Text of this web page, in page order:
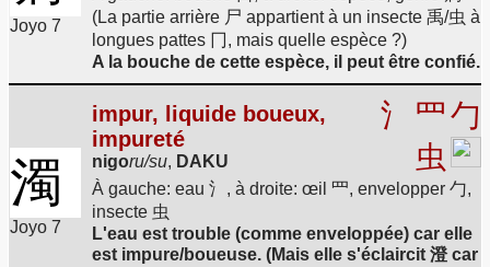
Joyo 7
(La partie arrière 尸 appartient à un insecte 禹/虫 à
longues pattes 冂, mais quelle espèce ?)
A la bouche de cette espèce, il peut être confié.
濁
Joyo 7
impur, liquide boueux,
impureté
nigoru/su, DAKU
氵 罒勹
虫
À gauche: eau 氵, à droite: œil 罒, envelopper 勹,
insecte 虫
L'eau est trouble (comme enveloppée) car elle
est impure/boueuse. (Mais elle s'éclaircit 澄 car